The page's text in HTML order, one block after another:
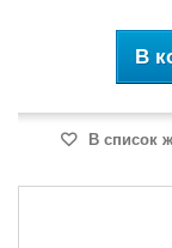
В
В список